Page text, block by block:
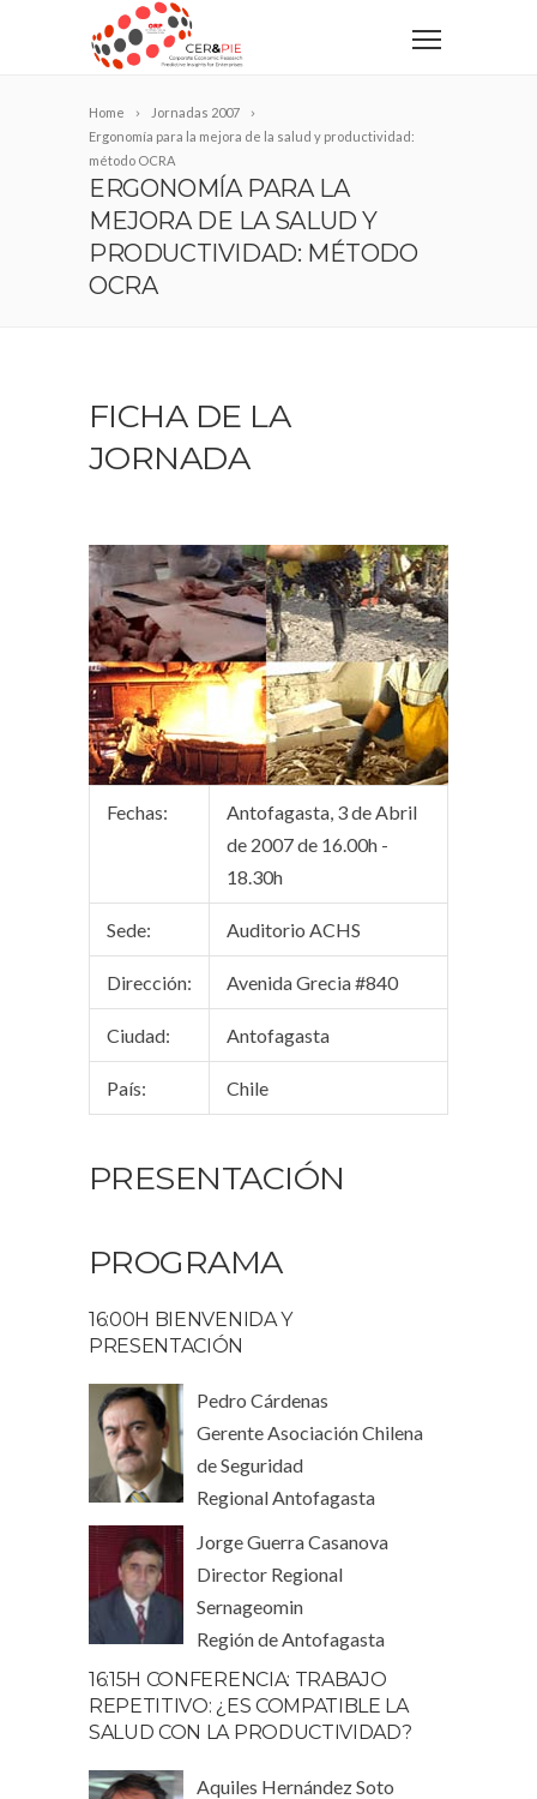
Home
Jornadas 2007
Ergonomía para la mejora de la salud y productividad:
método OCRA
ERGONOMÍA PARA LA
MEJORA DE LA SALUD Y
PRODUCTIVIDAD: MÉTODO
OCRA
FICHA DE LA
JORNADA
Fechas:
Antofagasta, 3 de Abril
de 2007 de 16.00h -
18.30h
Sede: Auditorio ACHS
Dirección: Avenida Grecia #840
Ciudad: Antofagasta
País: Chile
PRESENTACIÓN
PROGRAMA
16:00H BIENVENIDA Y
PRESENTACIÓN
Pedro Cárdenas
Gerente Asociación Chilena
de Seguridad
Regional Antofagasta
Jorge Guerra Casanova
Director Regional
Sernageomin
Región de Antofagasta
16:15H CONFERENCIA: TRABAJO
REPETITIVO: ¿ES COMPATIBLE LA
SALUD CON LA PRODUCTIVIDAD?
Aquiles Hernández Soto